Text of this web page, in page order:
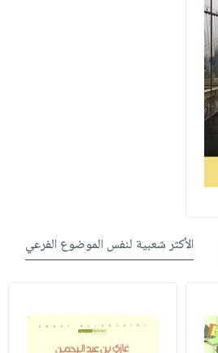
الأكثر شعبية لنفس الموضوع الفرعي